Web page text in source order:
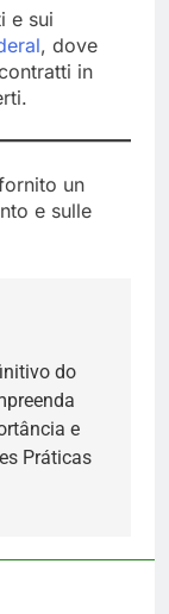
e sui
, dove
in
un
e sulle
do
e
Práticas